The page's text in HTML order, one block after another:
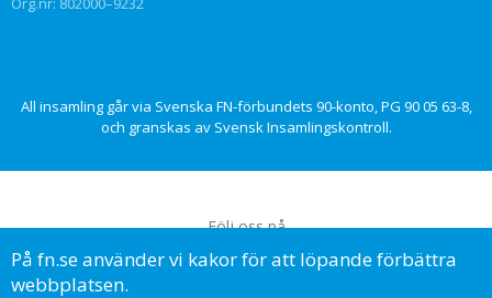
All insamling går via Svenska FN-förbundets 90-konto, PG 90 05 63-8,
och granskas av Svensk Insamlingskontroll.
Följ oss på
På fn.se använder vi kakor för att löpande förbättra
webbplatsen.